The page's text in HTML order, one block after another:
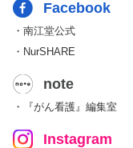
Facebook
・南江堂公式
・NurSHARE
note
・『がん看護』編集室
Instagram